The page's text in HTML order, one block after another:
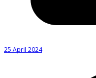
25 April 2024